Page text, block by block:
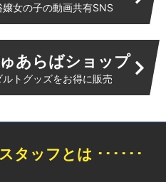
嬢女の子の動画共有SNS
あらばショップ
ルトグッズをお得に販売
タッフとは ･･････